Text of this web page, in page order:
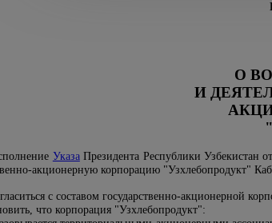
О
И
УказаПрезидента Республики Узбекистан
акционерную корпорацию "Узхлебопродукт"
с составом государственно-акционерной
что корпорация "Узхлебопродукт":